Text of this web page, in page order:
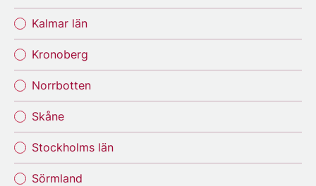
Kalmar län
Kronoberg
Norrbotten
Skåne
Stockholms län
Sörmland